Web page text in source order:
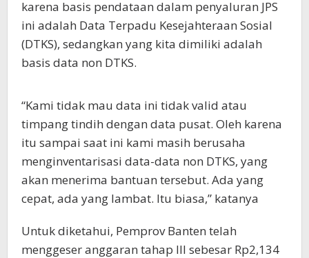
karena basis pendataan dalam penyaluran JPS
ini adalah Data Terpadu Kesejahteraan Sosial
(DTKS), sedangkan yang kita dimiliki adalah
basis data non DTKS.
“Kami tidak mau data ini tidak valid atau
timpang tindih dengan data pusat. Oleh karena
itu sampai saat ini kami masih berusaha
menginventarisasi data-data non DTKS, yang
akan menerima bantuan tersebut. Ada yang
cepat, ada yang lambat. Itu biasa,” katanya
Untuk diketahui, Pemprov Banten telah
menggeser anggaran tahap III sebesar Rp2,134